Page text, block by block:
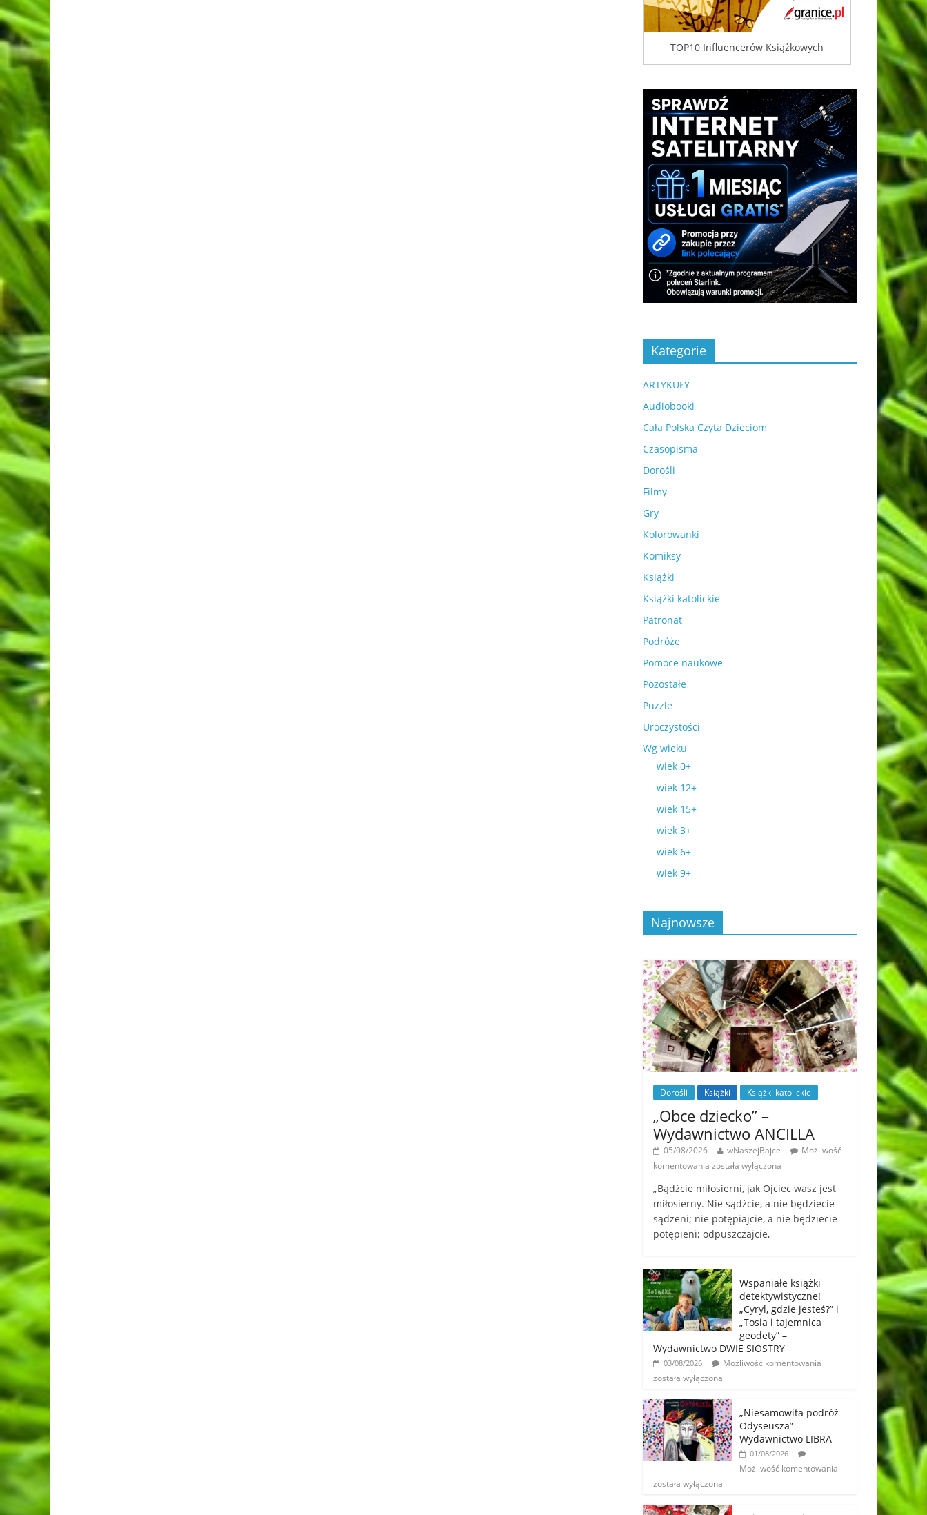
TOP10 Influencerów Książkowych
Kategorie
ARTYKUŁY
Audiobooki
Cała Polska Czyta Dzieciom
Czasopisma
Dorośli
Filmy
Gry
Kolorowanki
Komiksy
Książki
Książki katolickie
Patronat
Podróże
Pomoce naukowe
Pozostałe
Puzzle
Uroczystości
Wg wieku
wiek 0+
wiek 12+
wiek 15+
wiek 3+
wiek 6+
wiek 9+
Najnowsze
Dorośli Książki Książki katolickie
„Obce dziecko” –
Wydawnictwo ANCILLA
05/08/2026 wNaszejBajce
Możliwość
komentowania została wyłączona
„Bądźcie miłosierni, jak Ojciec wasz jest
miłosierny. Nie sądźcie, a nie będziecie
sądzeni; nie potępiajcie, a nie będziecie
potępieni; odpuszczajcie,
Wspaniałe książki
detektywistyczne!
„Cyryl, gdzie jesteś?” i
„Tosia i tajemnica
geodety” –
Wydawnictwo DWIE SIOSTRY
03/08/2026
Możliwość komentowania
została wyłączona
„Niesamowita podróż
Odyseusza” –
Wydawnictwo LIBRA
01/08/2026
Możliwość komentowania
została wyłączona